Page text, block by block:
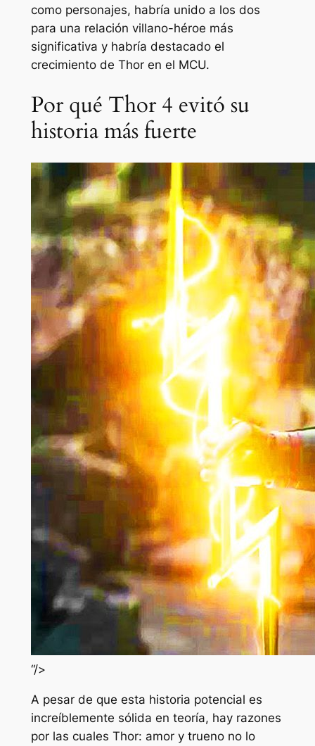
como personajes, habría unido a los dos
para una relación villano-héroe más
significativa y habría destacado el
crecimiento de Thor en el MCU.
Por qué Thor 4 evitó su
historia más fuerte
“/>
A pesar de que esta historia potencial es
increíblemente sólida en teoría, hay razones
por las cuales Thor: amor y trueno no lo